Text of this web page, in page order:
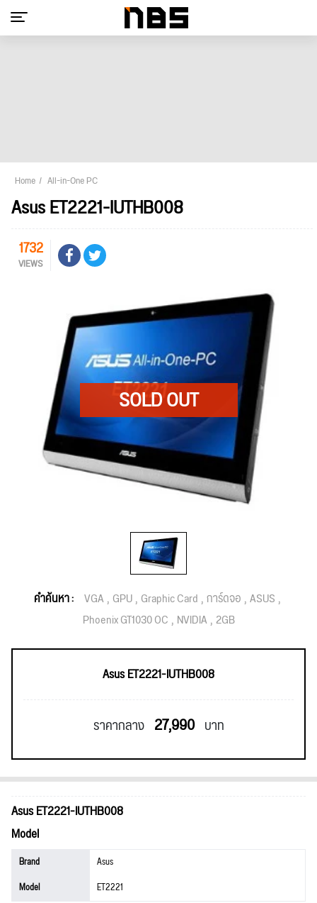
Home All-in-One PC
Asus ET2221-IUTHB008
1732
VIEWS
คำค้นหา : VGA GPU Graphic Card การ์ดจอ ASUS
Phoenix GT1030 OC NVIDIA 2GB
Asus ET2221-IUTHB008
ราคากลาง 27,990 บาท
Asus ET2221-IUTHB008
Model
Brand
Asus
Model
ET2221